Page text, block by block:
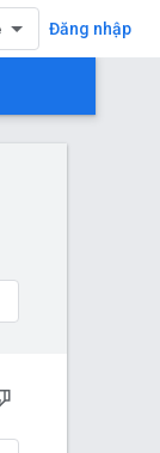
Đăng nhập